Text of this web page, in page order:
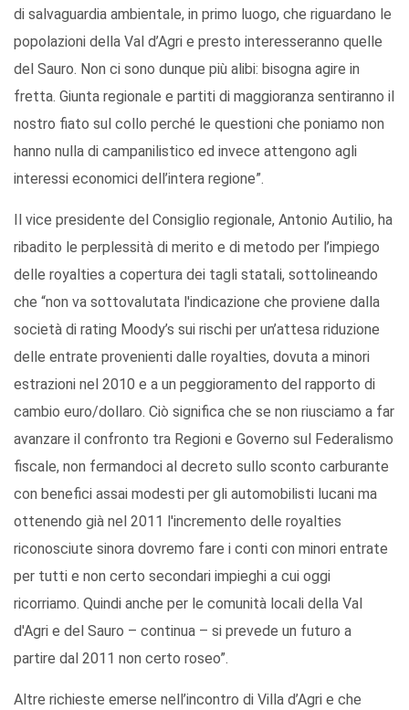
di salvaguardia ambientale, in primo luogo, che riguardano le
popolazioni della Val d’Agri e presto interesseranno quelle
del Sauro. Non ci sono dunque più alibi: bisogna agire in
fretta. Giunta regionale e partiti di maggioranza sentiranno il
nostro fiato sul collo perché le questioni che poniamo non
hanno nulla di campanilistico ed invece attengono agli
interessi economici dell’intera regione”.
Il vice presidente del Consiglio regionale, Antonio Autilio, ha
ribadito le perplessità di merito e di metodo per l’impiego
delle royalties a copertura dei tagli statali, sottolineando
che “non va sottovalutata l'indicazione che proviene dalla
società di rating Moody’s sui rischi per un’attesa riduzione
delle entrate provenienti dalle royalties, dovuta a minori
estrazioni nel 2010 e a un peggioramento del rapporto di
cambio euro/dollaro. Ciò significa che se non riusciamo a far
avanzare il confronto tra Regioni e Governo sul Federalismo
fiscale, non fermandoci al decreto sullo sconto carburante
con benefici assai modesti per gli automobilisti lucani ma
ottenendo già nel 2011 l'incremento delle royalties
riconosciute sinora dovremo fare i conti con minori entrate
per tutti e non certo secondari impieghi a cui oggi
ricorriamo. Quindi anche per le comunità locali della Val
d'Agri e del Sauro – continua – si prevede un futuro a
partire dal 2011 non certo roseo”.
Altre richieste emerse nell’incontro di Villa d’Agri e che